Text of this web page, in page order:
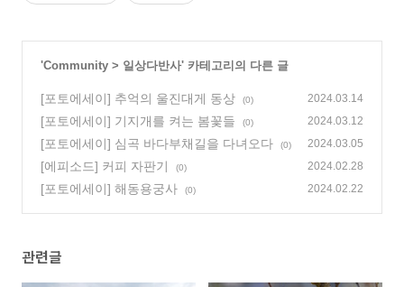
'Community > 일상다반사' 카테고리의 다른 글
[포토에세이] 추억의 울진대게 동상 (0) 2024.03.14
[포토에세이] 기지개를 켜는 봄꽃들 (0) 2024.03.12
[포토에세이] 심곡 바다부채길을 다녀오다 (0) 2024.03.05
[에피소드] 커피 자판기 (0) 2024.02.28
[포토에세이] 해동용궁사 (0) 2024.02.22
관련글